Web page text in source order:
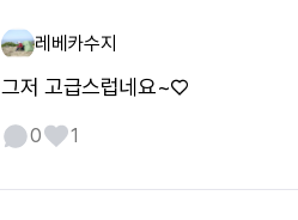
레베카수지
그저 고급스럽네요~♡
0 1